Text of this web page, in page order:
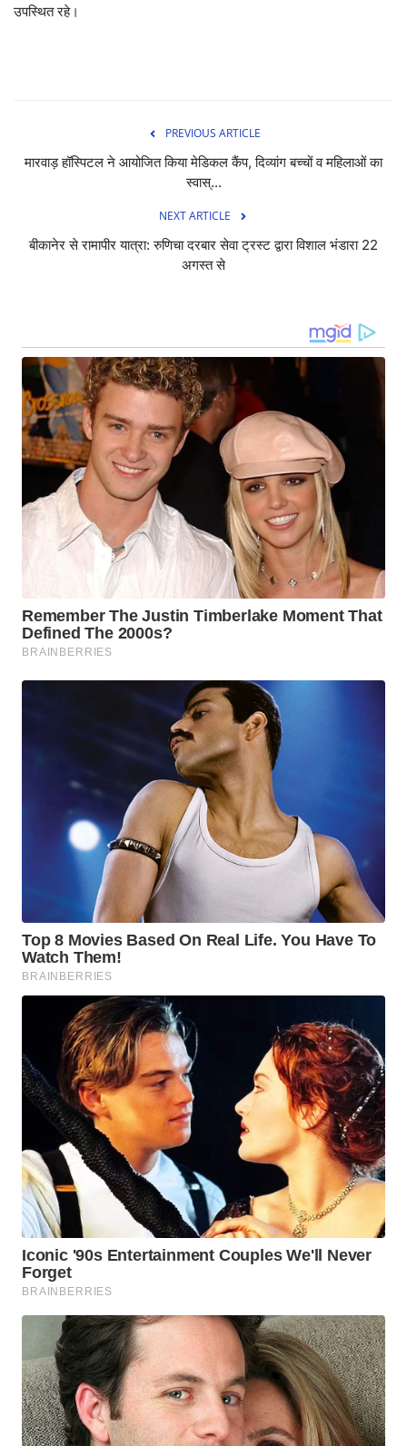
उपस्थित रहे।
PREVIOUS ARTICLE
मारवाड़ हॉस्पिटल ने आयोजित किया मेडिकल कैंप, दिव्यांग बच्चों व महिलाओं का
स्वास्...
NEXT ARTICLE
बीकानेर से रामापीर यात्रा: रुणिचा दरबार सेवा ट्रस्ट द्वारा विशाल भंडारा 22
अगस्त से